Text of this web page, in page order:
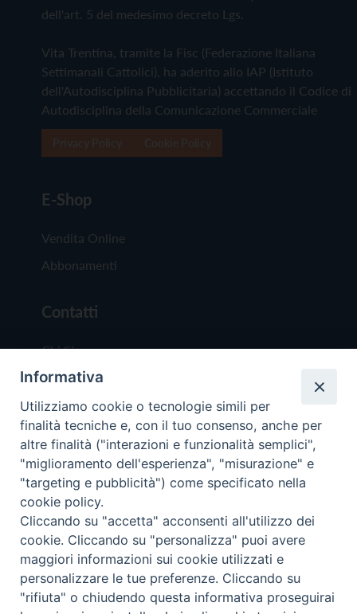
dell'art. 5 del medesimo decreto Lgs.
Vita Trentina, tramite la Fisc (Federazione Italiana
Settimanali Cattolici), ha aderito allo IAP (Istituto
dell'Autodisciplina Pubblicitaria) accettando il Codice di
Autodisciplina della Comunicazione Commerciale
E-Shop
Vendita Online
Abbonamenti
Contatti
Chi Siamo
Redazione
Scrivici
Copyright © 2019 - Tutti i diritti riservati - Vita
Trentina Editrice
Privacy Policy
Torna
Informativa
Utilizziamo cookie o tecnologie simili per
finalità tecniche e, con il tuo consenso, anche per
altre finalità ("interazioni e funzionalità semplici",
"miglioramento dell'esperienza", "misurazione" e
"targeting e pubblicità") come specificato nella
cookie policy.
Cliccando su "accetta" acconsenti all'utilizzo dei
cookie. Cliccando su "personalizza" puoi avere
maggiori informazioni sui cookie utilizzati e
personalizzare le tue preferenze. Cliccando su
"rifiuta" o chiudendo questa informativa proseguirai